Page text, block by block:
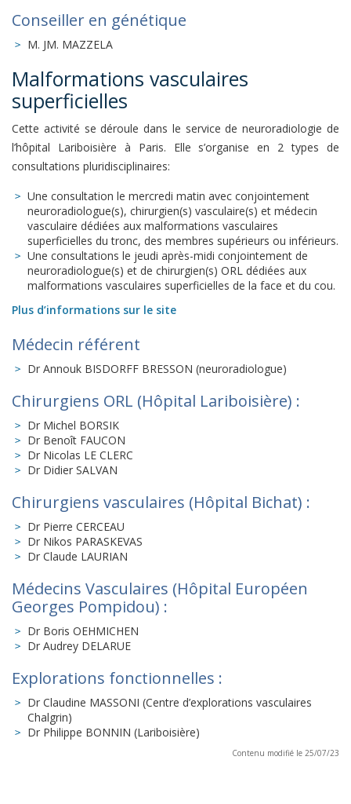
Conseiller en génétique
M. JM. MAZZELA
Malformations vasculaires
superficielles
Cette activité se déroule dans le service de neuroradiologie de
l’hôpital Lariboisière à Paris. Elle s’organise en 2 types de
consultations pluridisciplinaires:
Une consultation le mercredi matin avec conjointement
neuroradiologue(s), chirurgien(s) vasculaire(s) et médecin
vasculaire dédiées aux malformations vasculaires
superficielles du tronc, des membres supérieurs ou inférieurs.
Une consultations le jeudi après-midi conjointement de
neuroradiologue(s) et de chirurgien(s) ORL dédiées aux
malformations vasculaires superficielles de la face et du cou.
Plus d’informations sur le site
Médecin référent
Dr Annouk BISDORFF BRESSON (neuroradiologue)
Chirurgiens ORL (Hôpital Lariboisière) :
Dr Michel BORSIK
Dr Benoît FAUCON
Dr Nicolas LE CLERC
Dr Didier SALVAN
Chirurgiens vasculaires (Hôpital Bichat) :
Dr Pierre CERCEAU
Dr Nikos PARASKEVAS
Dr Claude LAURIAN
Médecins Vasculaires (Hôpital Européen
Georges Pompidou) :
Dr Boris OEHMICHEN
Dr Audrey DELARUE
Explorations fonctionnelles :
Dr Claudine MASSONI (Centre d’explorations vasculaires
Chalgrin)
Dr Philippe BONNIN (Lariboisière)
Contenu modifié le 25/07/23